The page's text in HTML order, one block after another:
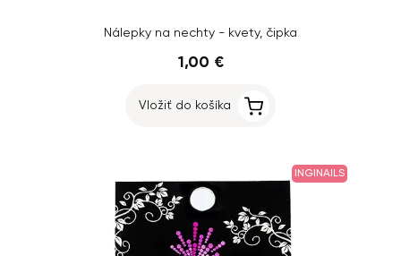
Nálepky na nechty - kvety, čipka
1,00 €
Vložiť do košíka
INGINAILS